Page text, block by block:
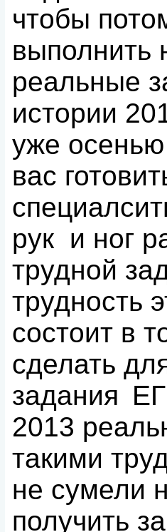
чтобы
выполнить
реальные
истории
уже
вас
рук и ног
трудной
трудность
состоит в
сделать
задания
2013
такими
не сумели
получить